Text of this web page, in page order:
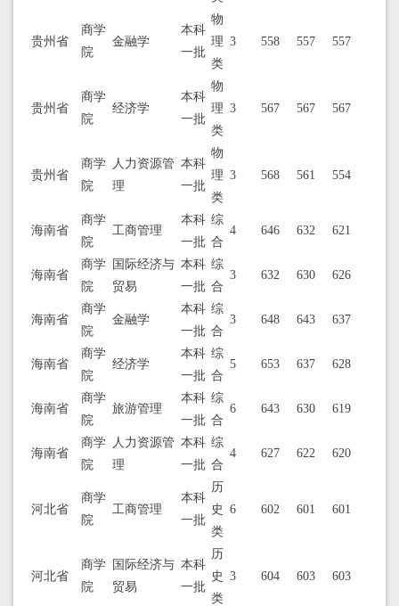
贵州省
商学
院
金融学
本科
一批
物
理
类
3 558 557 557
贵州省
商学
院
经济学
本科
一批
物
理
类
3 567 567 567
贵州省
商学
院
人力资源管
理
本科
一批
物
理
类
3 568 561 554
海南省
商学
院
工商管理
本科
一批
综
合
4 646 632 621
海南省
商学
院
国际经济与
贸易
本科
一批
综
合
3 632 630 626
海南省
商学
院
金融学
本科
一批
综
合
3 648 643 637
海南省
商学
院
经济学
本科
一批
综
合
5 653 637 628
海南省
商学
院
旅游管理
本科
一批
综
合
6 643 630 619
海南省
商学
院
人力资源管
理
本科
一批
综
合
4 627 622 620
河北省
商学
院
工商管理
本科
一批
历
史
类
6 602 601 601
河北省
商学
院
国际经济与
贸易
本科
一批
历
史
类
3 604 603 603